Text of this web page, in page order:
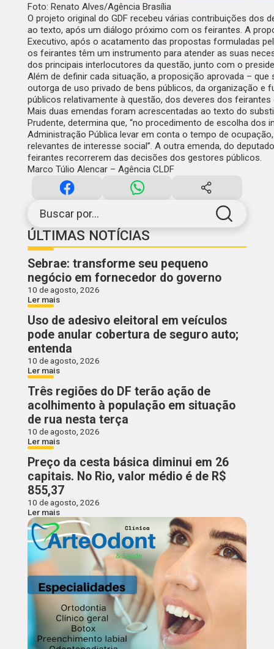
Buscar por...
ÚLTIMAS NOTÍCIAS
Sebrae: transforme seu pequeno
negócio em fornecedor do governo
10 de agosto, 2026
Ler mais
Uso de adesivo eleitoral em veículos
pode anular cobertura de seguro auto;
entenda
10 de agosto, 2026
Ler mais
Três regiões do DF terão ação de
acolhimento à população em situação
de rua nesta terça
10 de agosto, 2026
Ler mais
Preço da cesta básica diminui em 26
capitais. No Rio, valor médio é de R$
855,37
10 de agosto, 2026
Ler mais
Foto: Renato Alves/Agência Brasília
O projeto original do GDF recebeu várias contribuições dos
ao texto, após um diálogo próximo com os feirantes. A
Executivo, após o acatamento das propostas formuladas
os feirantes têm um instrumento para atender as suas
dos principais interlocutores da questão, junto com o
Além de definir cada situação, a proposição aprovada –
outorga de uso privado de bens públicos, da organização
públicos relativamente à questão, dos deveres dos
Mais duas emendas foram acrescentadas ao texto do
Prudente, determina que, “no procedimento de escolha
Administração Pública levar em conta o tempo de
relevantes de interesse social”. A outra emenda, do
feirantes recorrerem das decisões dos gestores públicos.
Marco Túlio Alencar – Agência CLDF